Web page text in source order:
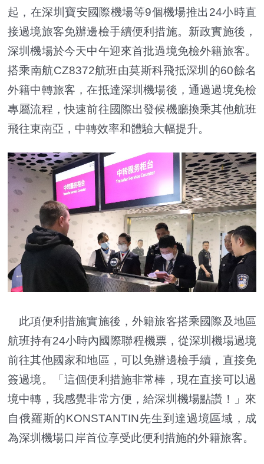
起，在深圳寶安國際機場等9個機場推出24小時直
接過境旅客免辦邊檢手續便利措施。新政實施後，
深圳機場於今天中午迎來首批過境免檢外籍旅客。
搭乘南航CZ8372航班由莫斯科飛抵深圳的60餘名
外籍中轉旅客，在抵達深圳機場後，通過過境免檢
專屬流程，快速前往國際出發候機廳換乘其他航班
飛往東南亞，中轉效率和體驗大幅提升。
此項便利措施實施後，外籍旅客搭乘國際及地區
航班持有24小時內國際聯程機票，從深圳機場過境
前往其他國家和地區，可以免辦邊檢手續，直接免
簽過境。「這個便利措施非常棒，現在直接可以過
境中轉，我感覺非常方便，給深圳機場點讚！」來
自俄羅斯的KONSTANTIN先生到達過境區域，成
為深圳機場口岸首位享受此便利措施的外籍旅客。